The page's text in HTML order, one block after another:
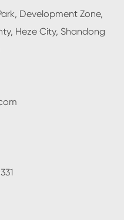
Development Zone,
Heze City, Shandong